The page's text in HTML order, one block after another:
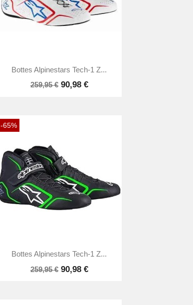
Aperçu rapide
Bottes Alpinestars Tech-1 Z...
259,95 € 90,98 €
-65%
Aperçu rapide
Bottes Alpinestars Tech-1 Z...
259,95 € 90,98 €